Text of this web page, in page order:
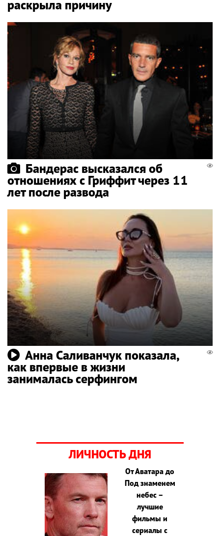
раскрыла причину
Бандерас высказался об
отношениях с Гриффит через 11
лет после развода
Анна Саливанчук показала,
как впервые в жизни
занималась серфингом
ЛИЧНОСТЬ ДНЯ
От Аватара до
Под знаменем
небес –
лучшие
фильмы и
сериалы с